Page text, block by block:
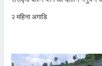
२ महिना अगाडि